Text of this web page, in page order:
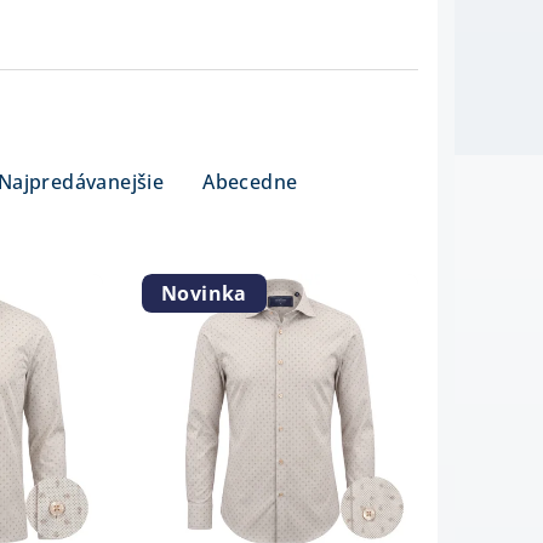
Najpredávanejšie Abecedne
Novinka